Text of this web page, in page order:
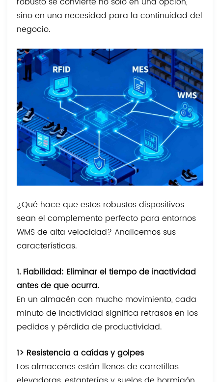
sino en una necesidad para la continuidad del
negocio.
¿Qué hace que estos robustos dispositivos
sean el complemento perfecto para entornos
WMS de alta velocidad? Analicemos sus
características.
1. Fiabilidad: Eliminar el tiempo de inactividad
antes de que ocurra.
En un almacén con mucho movimiento, cada
minuto de inactividad significa retrasos en los
pedidos y pérdida de productividad.
1> Resistencia a caídas y golpes
Los almacenes están llenos de carretillas